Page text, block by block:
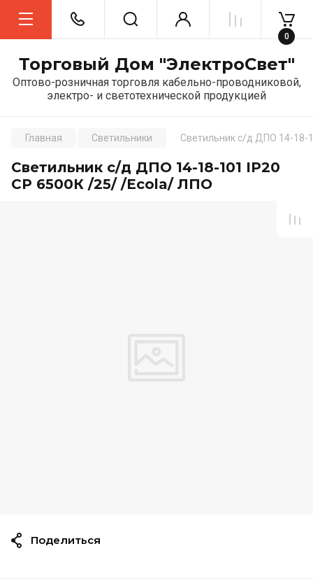
Торговый Дом "ЭлектроСвет"
Оптово-розничная торговля кабельно-проводниковой,
электро- и светотехнической продукцией
0
Главная Светильники Светильник с/д ДПО 14-
Светильник с/д ДПО 14-18-101 IP20
СР 6500К /25/ /Ecola/ ЛПО
Поделиться